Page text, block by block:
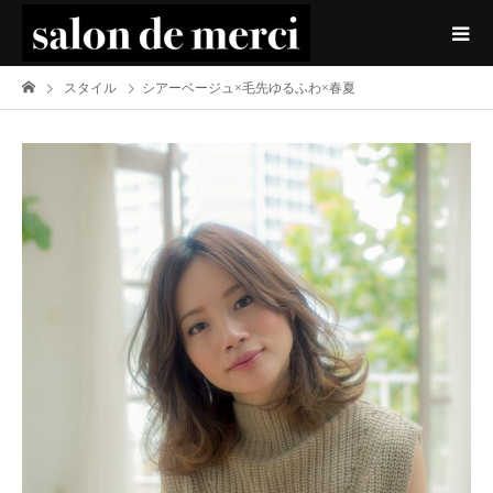
スタイル シアーベージュ×毛先ゆるふわ×春夏